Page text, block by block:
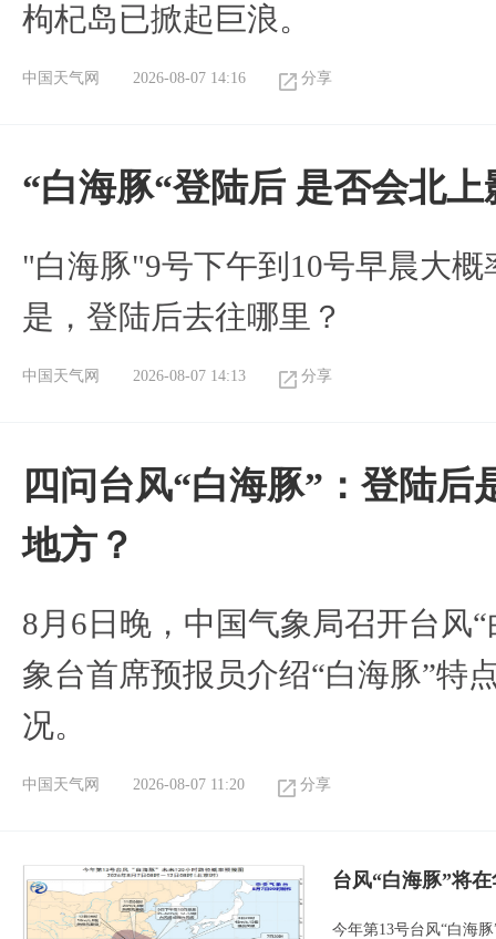
枸杞岛已掀起巨浪。
中国天气网 2026-08-07 14:16 分享
“白海豚“登陆后 是否会北
"白海豚"9号下午到10号早晨大
是，登陆后去往哪里？
中国天气网 2026-08-07 14:13 分享
四问台风“白海豚”：登陆
地方？
8月6日晚，中国气象局召开台风
象台首席预报员介绍“白海豚”特
况。
中国天气网 2026-08-07 11:20 分享
台风“白海豚”将
今年第13号台风“白海